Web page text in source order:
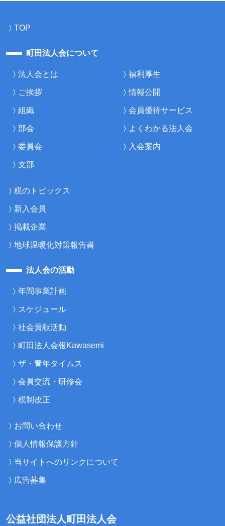
TOP
町田法人会について
法人会とは
ご挨拶
組織
部会
委員会
支部
福利厚生
情報公開
会員優待サービス
よくわかる法人会
入会案内
税のトピックス
新入会員
掲載企業
地球温暖化対策報告書
法人会の活動
年間事業計画
スケジュール
社会貢献活動
町田法人会報Kawasemi
ザ・青年タイムス
会員交流・研修会
税制改正
お問い合わせ
個人情報保護方針
当サイトへのリンクについて
広告募集
公益社団法人町田法人会